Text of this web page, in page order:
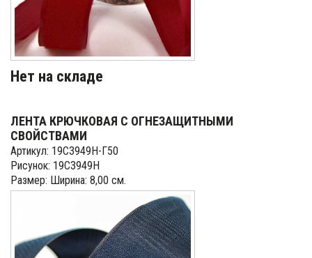
Нет на складе
ЛЕНТА КРЮЧКОВАЯ С ОГНЕЗАЩИТНЫМИ
СВОЙСТВАМИ
Артикул: 19С3949Н-Г50
Рисунок: 19С3949Н
Размер: Ширина: 8,00 см.